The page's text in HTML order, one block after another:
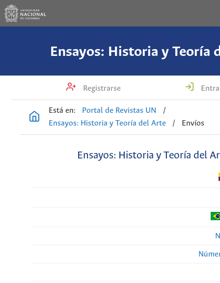
Ensayos: Historia y Teoría
Registrarse
Está en: Portal de Revistas UN
/
Ensayos: Historia y Teoría del Arte
/ Envíos
Ensayos: Historia y Teoría del